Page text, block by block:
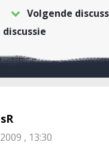
Volgende
, 13:30